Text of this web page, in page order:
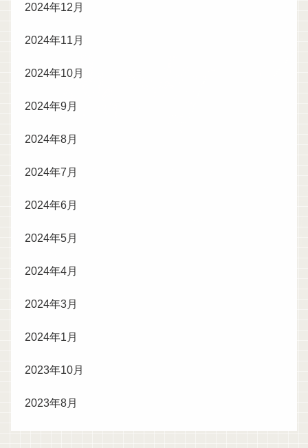
2024年12月
2024年11月
2024年10月
2024年9月
2024年8月
2024年7月
2024年6月
2024年5月
2024年4月
2024年3月
2024年1月
2023年10月
2023年8月